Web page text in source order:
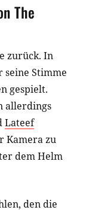
The
zurück. In
Stimme
gespielt.
allerdings
Lateef
Kamera zu
dem Helm
den die